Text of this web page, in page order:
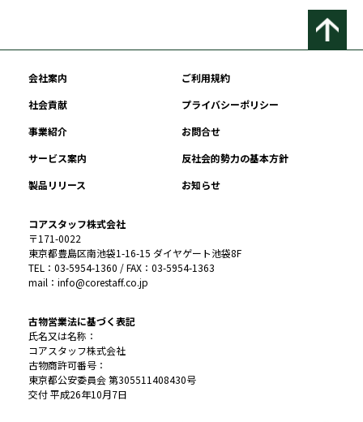
会社案内
ご利用規約
社会貢献
プライバシーポリシー
事業紹介
お問合せ
サービス案内
反社会的勢力の基本方針
製品リリース
お知らせ
コアスタッフ株式会社
〒171-0022
東京都豊島区南池袋1-16-15 ダイヤゲート池袋8F
TEL：03-5954-1360 / FAX：03-5954-1363
mail：info@corestaff.co.jp
古物営業法に基づく表記
氏名又は名称：
コアスタッフ株式会社
古物商許可番号：
東京都公安委員会 第305511408430号
交付 平成26年10月7日